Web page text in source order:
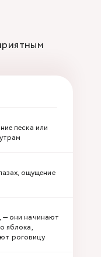
песка или
ощущение
— они начинают
яблока,
роговицу